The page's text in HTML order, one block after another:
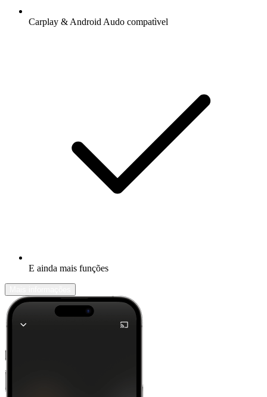
Carplay & Android Audo compatìvel
E ainda mais funções